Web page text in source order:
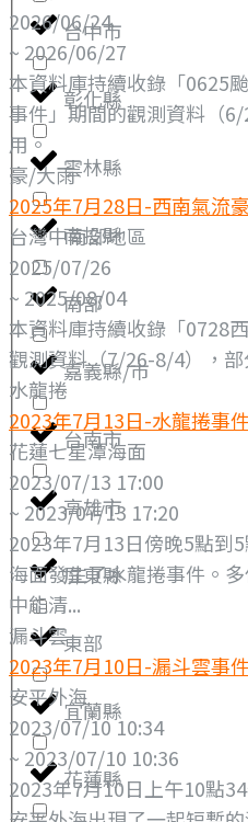
台中市
彰化縣
雲林縣
南投縣
南部
嘉義縣/市
台南市
高雄市
屏東縣
東部
宜蘭縣
花蓮縣
2026/06/24
~ 2026/06/27
本資料庫持續收錄「0625
事件」期間的觀測資料（
用。
豪/大雨
2025年7月28日-西南氣流
台灣中南部地區
2025/07/26
~ 2025/08/04
本資料庫持續收錄「0728
觀測資料（7/26-8/4），部
水龍捲
2023年7月13日-水龍捲事
花蓮七星潭海面
2023/07/13 17:00
~ 2023/07/13 17:20
2023年7月13日傍晚5點到
海面發生了水龍捲事件。
中能清...
漏斗雲
2023年7月10日-漏斗雲事
安平外海
2023/07/10 10:34
~ 2023/07/10 10:36
2023年7月10日上午10點